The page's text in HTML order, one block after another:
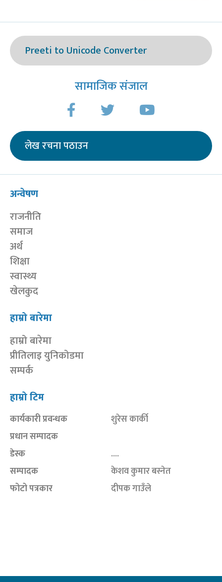
Preeti to Unicode Converter
सामाजिक संजाल
लेख रचना पठाउन
अन्वेषण
राजनीति
समाज
अर्थ
शिक्षा
स्वास्थ्य
खेलकुद
हाम्रो बारेमा
हाम्रो बारेमा
प्रीतिलाइ युनिकोडमा
सम्पर्क
हाम्रो टिम
कार्यकारी प्रवन्धक
शुरेस कार्की
प्रधान सम्पादक
डेस्क
....
सम्पादक
केशव कुमार बस्नेत
फोटो पत्रकार
दीपक गाउँले